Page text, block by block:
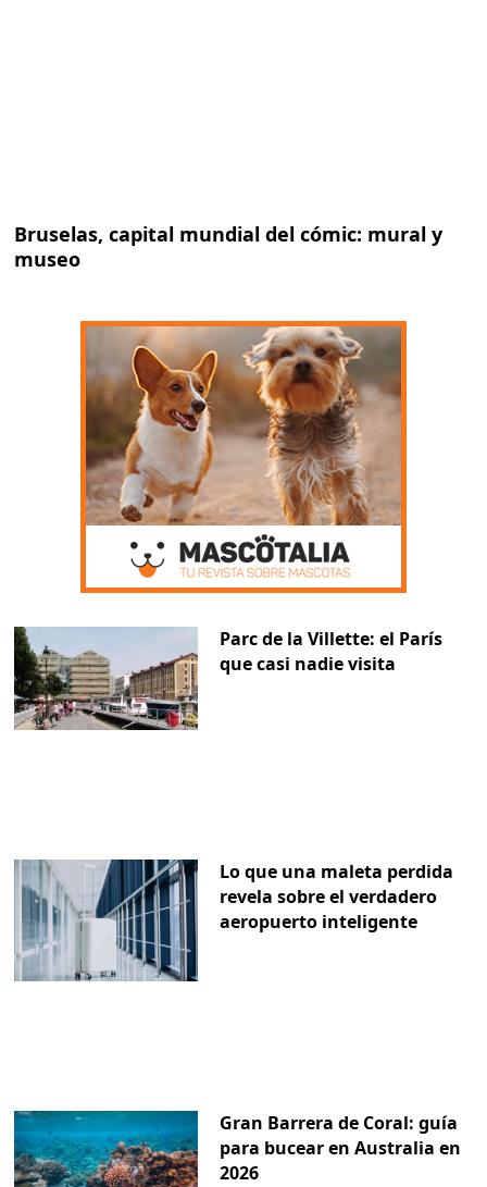
Bruselas, capital mundial del cómic: mural y
museo
Parc de la Villette: el París
que casi nadie visita
Lo que una maleta perdida
revela sobre el verdadero
aeropuerto inteligente
Gran Barrera de Coral: guía
para bucear en Australia en
2026